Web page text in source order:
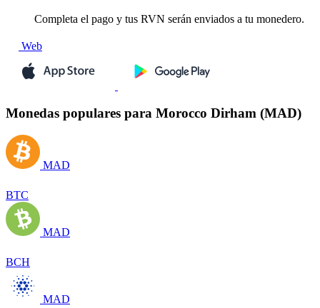
Completa el pago y tus RVN serán enviados a tu monedero.
Web
Monedas populares para Morocco Dirham (MAD)
MAD
BTC
MAD
BCH
MAD